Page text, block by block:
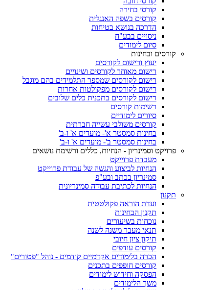
קורסי בחירה
קורסים בשפה האנגלית
הדרכה בנושא בטיחות
ניסויים בבע"ח
סיום לימודים
קורסים ובחינות
יעוץ ורישום לקורסים
רישום מאוחר לקורסים ושינויים
רישום לקורסים שמספר התלמידים בהם מוגבל
רישום לקורסים מפקולטות אחרות
רישום לקורסים בתכנית כלים שלובים
רשימות קורסים
סיורים לימודיים
קורסים משולבי עשייה חברתית
בחינות סמסטר א'- מועדים א' ו-ב'
בחינות סמסטר ב'- מועדים א' ו-ב'
פרויקט וסמינריון - הנחיות, כללים ורשימת נושאים
מעבדת פרוייקט
הנחיות לביצוע והגשה של עבודת פרוייקט
סמינריון בכתב ובע"פ
הנחיות לכתיבת עבודה סמינריונית
תקנון
ועדת הוראה פקולטטית
תקנון הבחינות
נוכחות בשיעורים
תנאי מעבר משנה לשנה
תיקון ציון חיובי
קורסים עודפים
הכרה בלימודים אקדמיים קודמים - נוהל "פטורים"
קורסים חופפים בתכנים
הפסקה וחידוש לימודים
משך הלימודים